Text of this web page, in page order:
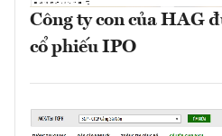
Công ty con của HAG
cổ phiếu IPO